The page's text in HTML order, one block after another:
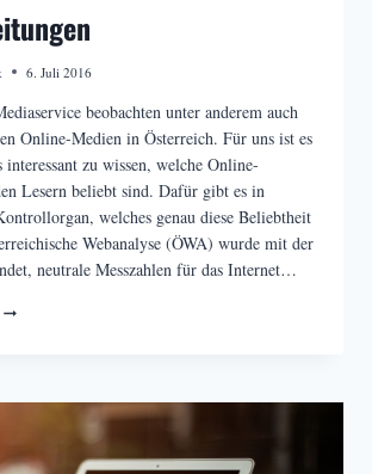
6. Juli 2016
beobachten unter anderem auch
Online-Medien in Österreich. Für uns ist es
interessant zu wissen, welche Online-
Lesern beliebt sind. Dafür gibt es in
welches genau diese Beliebtheit
Webanalyse (ÖWA) wurde mit der
neutrale Messzahlen für das Internet…